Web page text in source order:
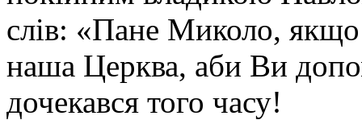
слів: «Пане Миколо,
наша Церква, аби Ви
дочекався того часу!